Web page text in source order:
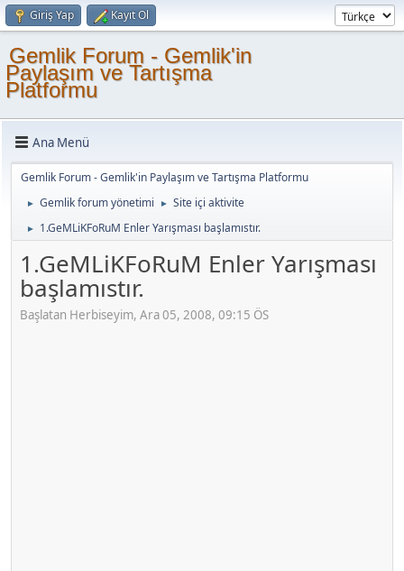
Giriş Yap Kayıt Ol
Gemlik Forum - Gemlik'in
Paylaşım ve Tartışma
Platformu
Ana Menü
Gemlik Forum - Gemlik'in Paylaşım ve Tartışma Platformu
► Gemlik forum yönetimi ► Site içi aktivite
► 1.GeMLiKFoRuM Enler Yarışması başlamıstır.
1.GeMLiKFoRuM Enler Yarışması
başlamıstır.
Başlatan Herbiseyim, Ara 05, 2008, 09:15 ÖS